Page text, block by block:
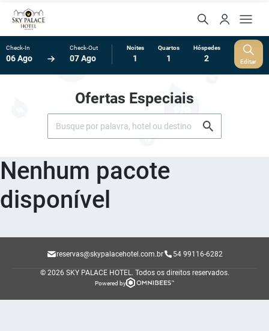
Check-In
06 Ago
Check-Out
07 Ago
Noites
1
Quartos
1
Hóspedes
2 Editar
Ofertas Especiais
Nenhum pacote
disponível
reservas@skypalacehotel.com.br 54 99116-6282
© 2026 SKY PALACE HOTEL. Todos os direitos reservados.
Powered by